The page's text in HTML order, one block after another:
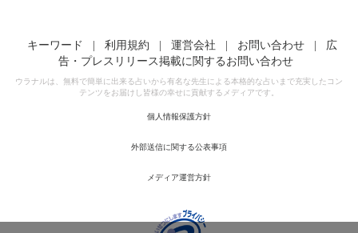
キーワード 利用規約 運営会社 お問い合わせ
広
告・プレスリリース掲載に関するお問い合わせ
ウラナルは、無料で簡単に出来る占いから有名な先生による本格的な占いまで充実したコン
テンツをお届けし皆様の幸せに貢献するメディアです。
個人情報保護方針
外部送信に関する公表事項
メディア運営方針